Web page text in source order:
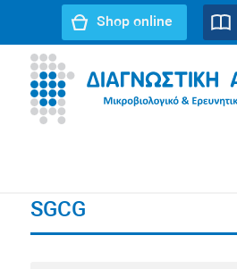
Shop online
SGCG